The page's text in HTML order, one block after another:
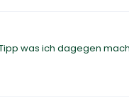
was ich dagegen